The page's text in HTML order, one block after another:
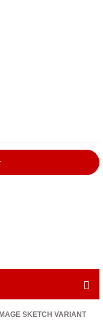
SKETCH VARIANT